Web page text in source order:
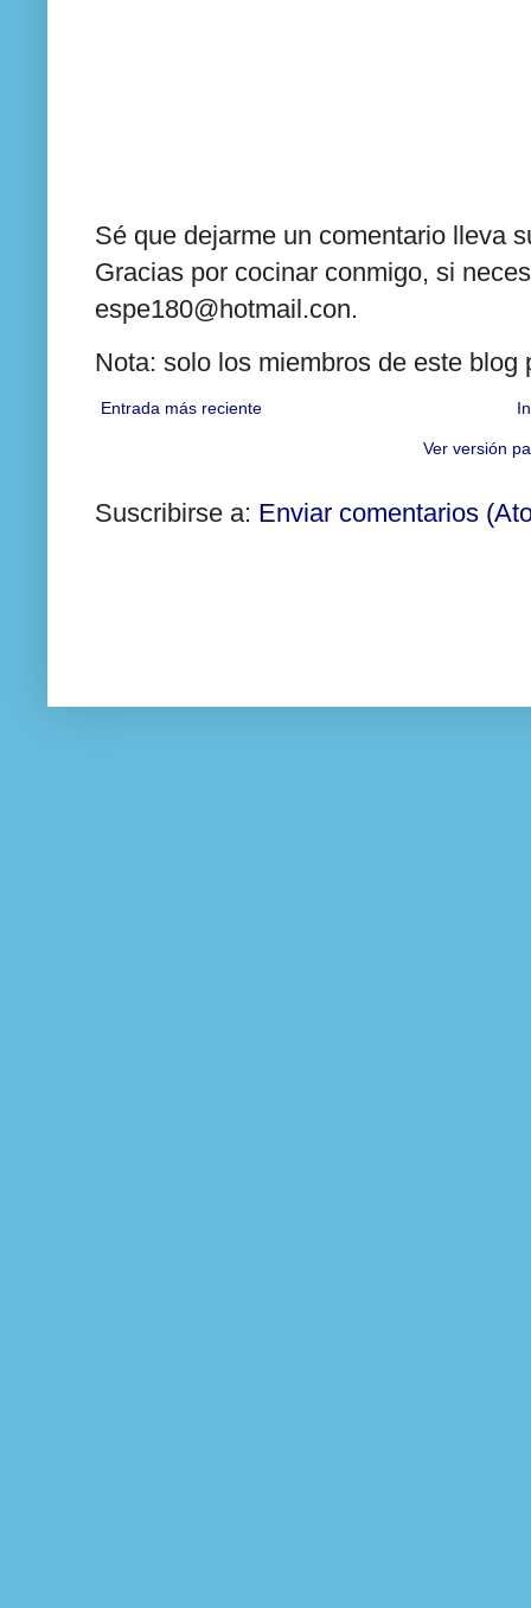
Sé que dejarme un comentario lleva
Gracias por cocinar conmigo, si
espe180@hotmail.con.
Nota: solo los miembros de este
Entrada más reciente
Ver versión
Suscribirse a: Enviar comentarios